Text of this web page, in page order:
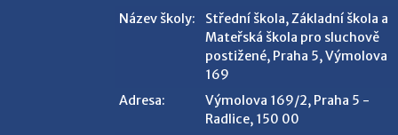
Název školy:
Střední škola, Základní škola a
Mateřská škola pro sluchově
postižené, Praha 5, Výmolova
169
Adresa:
Výmolova 169/2, Praha 5 -
Radlice, 150 00